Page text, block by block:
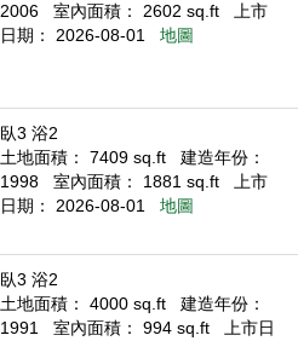
2006
室內面積： 2602 sq.ft
上市
日期： 2026-08-01
地圖
臥3 浴2
土地面積： 7409 sq.ft
建造年份：
1998
室內面積： 1881 sq.ft
上市
日期： 2026-08-01
地圖
臥3 浴2
土地面積： 4000 sq.ft
建造年份：
1991
室內面積： 994 sq.ft
上市日